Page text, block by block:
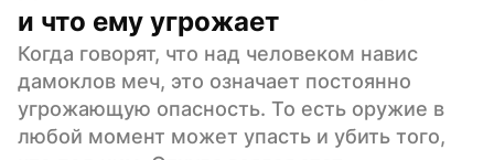
и что ему угрожает
Когда говорят, что над человеком навис
дамоклов меч, это означает постоянно
угрожающую опасность. То есть оружие в
любой момент может упасть и убить того,